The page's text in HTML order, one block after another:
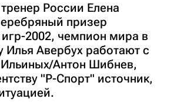
России Елена
призер
2002, чемпион мира в
Илья Авербух работают с
Антон Шибнев,
"Р-Спорт" источник,